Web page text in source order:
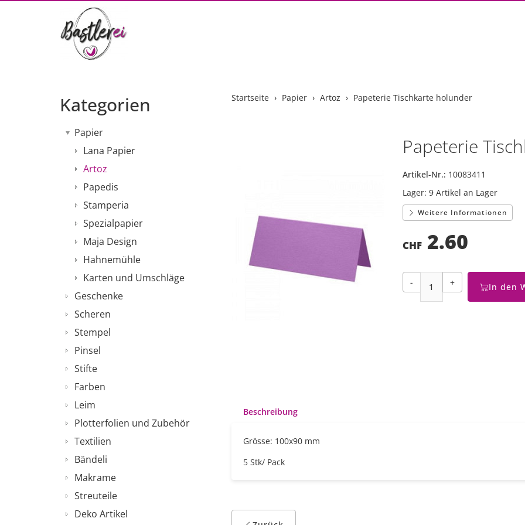
Startseite Papier Artoz Papeterie Tischkarte holunder
Papeterie
Artikel-Nr.: 10083411
Lager: 9 Artikel an Lager
Weitere Informationen
CHF 2.60
- + In den
Beschreibung
Grösse: 100x90 mm
5 Stk/ Pack
Kategorien
Papier
Lana Papier
Artoz
Papedis
Stamperia
Spezialpapier
Maja Design
Hahnemühle
Karten und Umschläge
Geschenke
Scheren
Stempel
Pinsel
Stifte
Farben
Leim
Plotterfolien und Zubehör
Textilien
Bändeli
Makrame
Streuteile
Deko Artikel